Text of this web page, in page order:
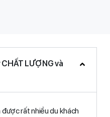
LƯỢNG và
rất nhiều du khách